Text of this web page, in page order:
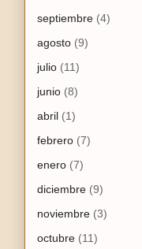
septiembre (4)
agosto (9)
julio (11)
junio (8)
abril (1)
febrero (7)
enero (7)
diciembre (9)
noviembre (3)
octubre (11)